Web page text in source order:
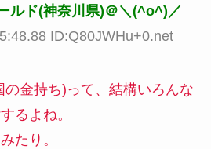
ルド(神奈川県)＠＼(^o^)／
ID:Q80JWHu+0.net
金持ち)って、結構いろんな
るよね。
たり。